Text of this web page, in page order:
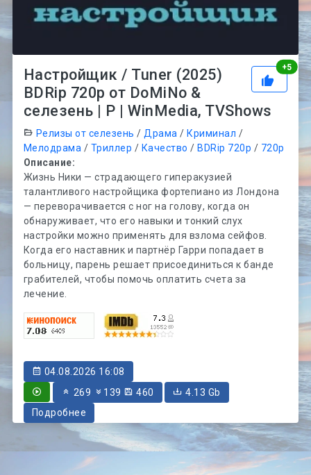
+5
Настройщик / Tuner (2025)
BDRip 720p от DoMiNo &
селезень | P | WinMedia, TVShows
Релизы от селезень /Драма / Криминал /
Мелодрама / Триллер / Качество / BDRip 720p / 720p
Описание:
Жизнь Ники — страдающего гиперакузией
талантливого настройщика фортепиано из Лондона
— переворачивается с ног на голову, когда он
обнаруживает, что его навыки и тонкий слух
настройки можно применять для взлома сейфов.
Когда его наставник и партнёр Гарри попадает в
больницу, парень решает присоединиться к банде
грабителей, чтобы помочь оплатить счета за
лечение.
04.08.2026 16:08
269
139 460
4.13 Gb
Подробнее